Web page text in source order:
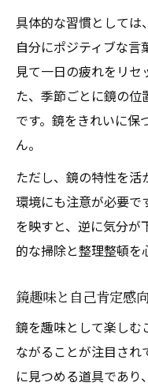
具体的な習慣としては
自分にポジティブな言
見て一日の疲れをリセ
た、季節ごとに鏡の
です。鏡をきれいに保
ん。
ただし、鏡の特性を
環境にも注意が必要で
を映すと、逆に気分が
的な掃除と整理整頓を
鏡趣味と自己肯定感
鏡を趣味として楽しむ
ながることが注目され
に見つめる道具であり